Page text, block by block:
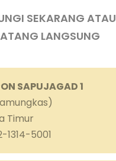
SEKARANG ATAU
LANGSUNG
SAPUJAGAD 1
Timur
5001